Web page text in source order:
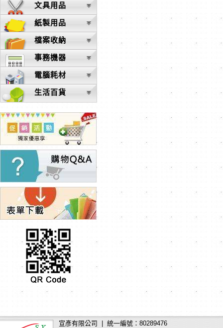
文具用品
紙製用品
檔案收納
事務機器
電腦耗材
生活百貨
宣彥有限公司 | 統一編號：80289476